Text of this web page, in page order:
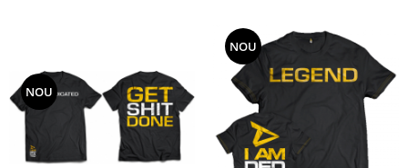
NOU
NOU